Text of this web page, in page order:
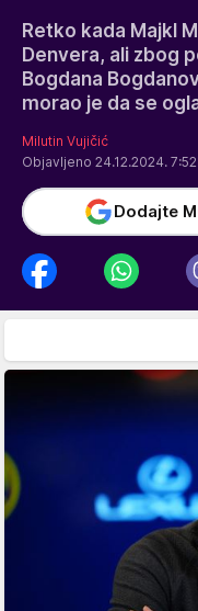
Retko kada Majkl
Denvera, ali zbog
Bogdana
morao je da se
Milutin Vujičić
Objavljeno 24.12.2024.
Dodajte